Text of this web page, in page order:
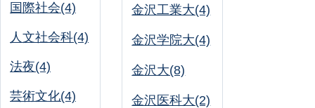
国際社会(4)
人文社会科(4)
法夜(4)
芸術文化(4)
金沢工業大(4)
金沢学院大(4)
金沢大(8)
金沢医科大(2)